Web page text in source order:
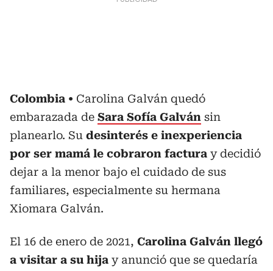
Colombia
Carolina Galván quedó
embarazada de Sara Sofía Galván sin
planearlo. Su desinterés e inexperiencia
por ser mamá le cobraron factura y decidió
dejar a la menor bajo el cuidado de sus
familiares, especialmente su hermana
Xiomara Galván.
El 16 de enero de 2021, Carolina Galván llegó
a visitar a su hija y anunció que se quedaría